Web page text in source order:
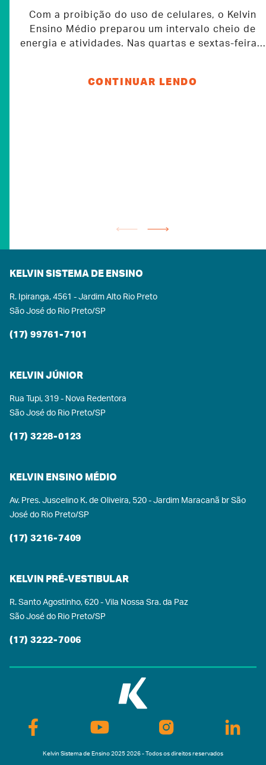
Com a proibição do uso de celulares, o Kelvin
Ensino Médio preparou um intervalo cheio de
energia e atividades. Nas quartas e sextas-feiras,
Com seus instrumentos em mãos, eles
estar.• Expressão para tímidos: A arte se torna
apresentação fortalece a autoestima.•
entre os estudantes.No Kelvin, incentivamos os
alunos a descobrirem e explorarem seus
talentos, e a música é uma ferramenta valiosa
também oferece diversas opções de diversão:•
de habilidade: Pebolim, Ping-Pong, Tetris.•
Clássicos: Dominó, Dama, Jogo da Velha,
acreditamos que a educação vai além da sala de
descubram seus talentos, desenvolvam valores e
atividades de lazer fazem parte desse processo,
e estamos comprometidos em criar um ambiente
se desenvolver plenamente.
CONTINUAR LENDO
KELVIN SISTEMA DE ENSINO
R. Ipiranga, 4561 - Jardim Alto Rio Preto
São José do Rio Preto/SP
(17) 99761-7101
KELVIN JÚNIOR
Rua Tupi, 319 - Nova Redentora
São José do Rio Preto/SP
(17) 3228-0123
KELVIN ENSINO MÉDIO
Av. Pres. Juscelino K. de Oliveira, 520 - Jardim Maracanã br São
José do Rio Preto/SP
(17) 3216-7409
KELVIN PRÉ-VESTIBULAR
R. Santo Agostinho, 620 - Vila Nossa Sra. da Paz
São José do Rio Preto/SP
(17) 3222-7006
Kelvin Sistema de Ensino 2025 2026 - Todos os direitos reservados